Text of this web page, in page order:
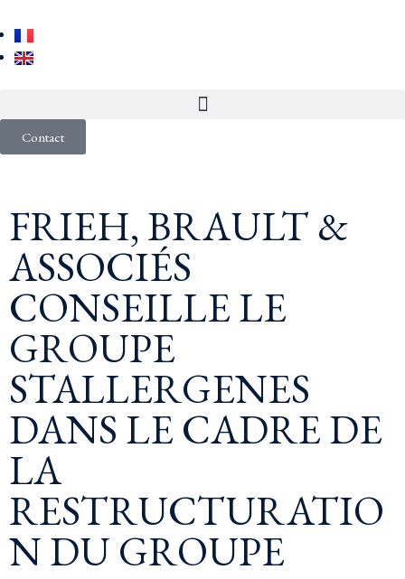
Contact
FRIEH, BRAULT &
ASSOCIÉS
CONSEILLE LE
GROUPE
STALLERGENES
DANS LE CADRE DE
LA
RESTRUCTURATIO
N DU GROUPE